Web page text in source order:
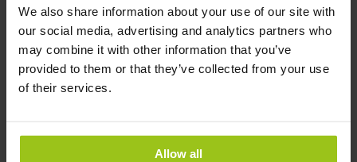
We also share information about your use of our site with
our social media, advertising and analytics partners who
may combine it with other information that you’ve
provided to them or that they’ve collected from your use
of their services.
Allow all
Multivitamine
Probiotika
Vitamin D
Magnesium